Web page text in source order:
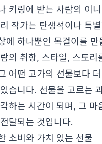
키링에 받는 사람의 이
작가는 탄생석이나 특
에 하나뿐인 목걸이를 만
의 취향, 스타일, 스토리
어떤 고가의 선물보다
습니다. 선물을 고르는
하는 시간이 되며, 그 마
달되는 것입니다.
소비와 가치 있는 선물